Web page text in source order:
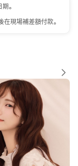
。
現場補差額付款。